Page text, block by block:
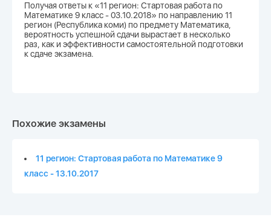
Получая ответы к «11 регион: Стартовая работа по
Математике 9 класс - 03.10.2018» по направлению 11
регион (Республика коми) по предмету Математика,
вероятность успешной сдачи вырастает в несколько
раз, как и эффективности самостоятельной подготовки
к сдаче экзамена.
Похожие экзамены
11 регион: Стартовая работа по Математике 9
класс - 13.10.2017